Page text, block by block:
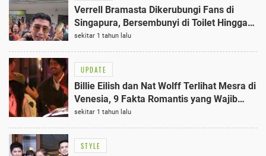
Verrell Bramasta Dikerubungi Fans di
Singapura, Bersembunyi di Toilet Hingga
Dibantu Polisi 2023
sekitar 1 tahun lalu
UPDATE
Billie Eilish dan Nat Wolff Terlihat Mesra di
Venesia, 9 Fakta Romantis yang Wajib
Tahu
sekitar 1 tahun lalu
STYLE